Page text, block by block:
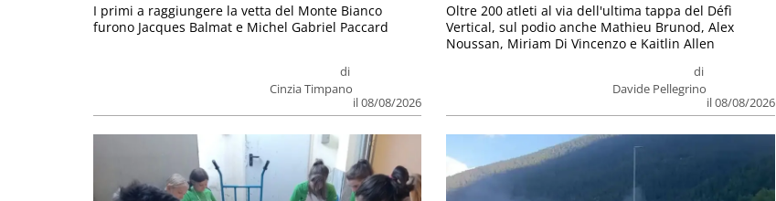
di
Cinzia Timpano
il 08/08/2026
I primi a raggiungere la vetta del Monte Bianco
furono Jacques Balmat e Michel Gabriel Paccard
di
Davide Pellegrino
il 08/08/2026
Oltre 200 atleti al via dell'ultima tappa del Défì
Vertical, sul podio anche Mathieu Brunod, Alex
Noussan, Miriam Di Vincenzo e Kaitlin Allen